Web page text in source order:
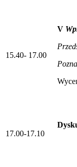
15.40- 17.00
V
17.00-17.10